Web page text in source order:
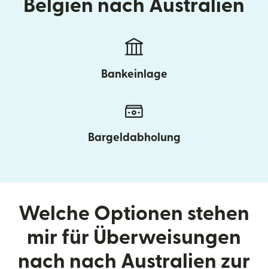
Belgien nach Australien
Bankeinlage
Bargeldabholung
Welche Optionen stehen
mir für Überweisungen
nach nach Australien zur